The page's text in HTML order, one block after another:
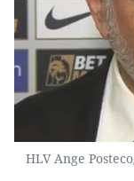
HLV Ange